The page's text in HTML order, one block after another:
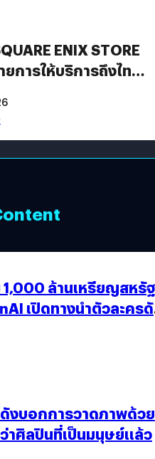
ENIX STORE
ยการให้บริการถึงไทย
1,000 ล้านเหรียญสหรั
เปิดทางนำตัวละคร
งบอกการวาดภาพด้วย
าศิลปินที่เป็นมนุษย์แล้ว